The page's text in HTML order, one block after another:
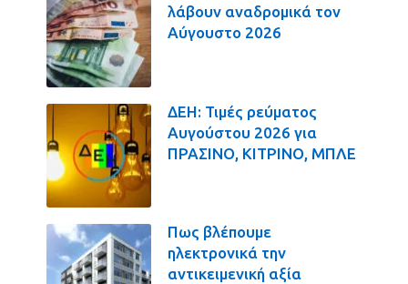
λάβουν αναδρομικά τον
Αύγουστο 2026
ΔΕΗ: Τιμές ρεύματος
Αυγούστου 2026 για
ΠΡΑΣΙΝΟ, ΚΙΤΡΙΝΟ, ΜΠΛΕ
Πως βλέπουμε
ηλεκτρονικά την
αντικειμενική αξία